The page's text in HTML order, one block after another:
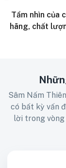
Tầm nhìn của
hãng, chất
Sâm Nấm
có bất kỳ vấn
lời trong